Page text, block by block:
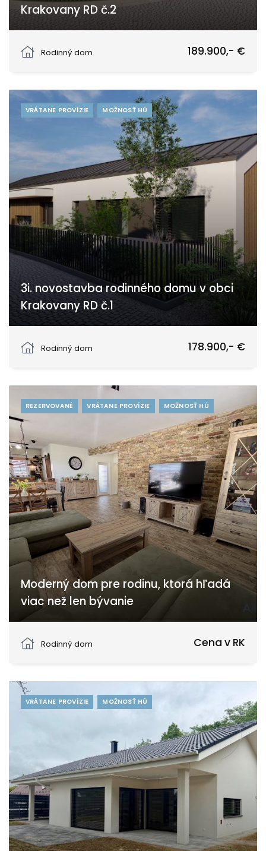
Krakovany RD č.2
Rodinný dom
189.900,- €
VRÁTANE PROVÍZIE MOŽNOSŤ HÚ
3i. novostavba rodinného domu v obci
Krakovany RD č.1
Rodinný dom
178.900,- €
REZERVOVANÉ VRÁTANE PROVÍZIE MOŽNOSŤ HÚ
Moderný dom pre rodinu, ktorá hľadá
viac než len bývanie
Rodinný dom
Cena v RK
VRÁTANE PROVÍZIE MOŽNOSŤ HÚ